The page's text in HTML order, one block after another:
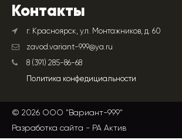
Контакты
г. Красноярск, ул. Монтажников, д. 60
zavod.variant-999@ya.ru
8 (391) 285-86-68
Политика конфедициальности
© 2026 ООО "Вариант-999"
Разработка сайта - РА Актив